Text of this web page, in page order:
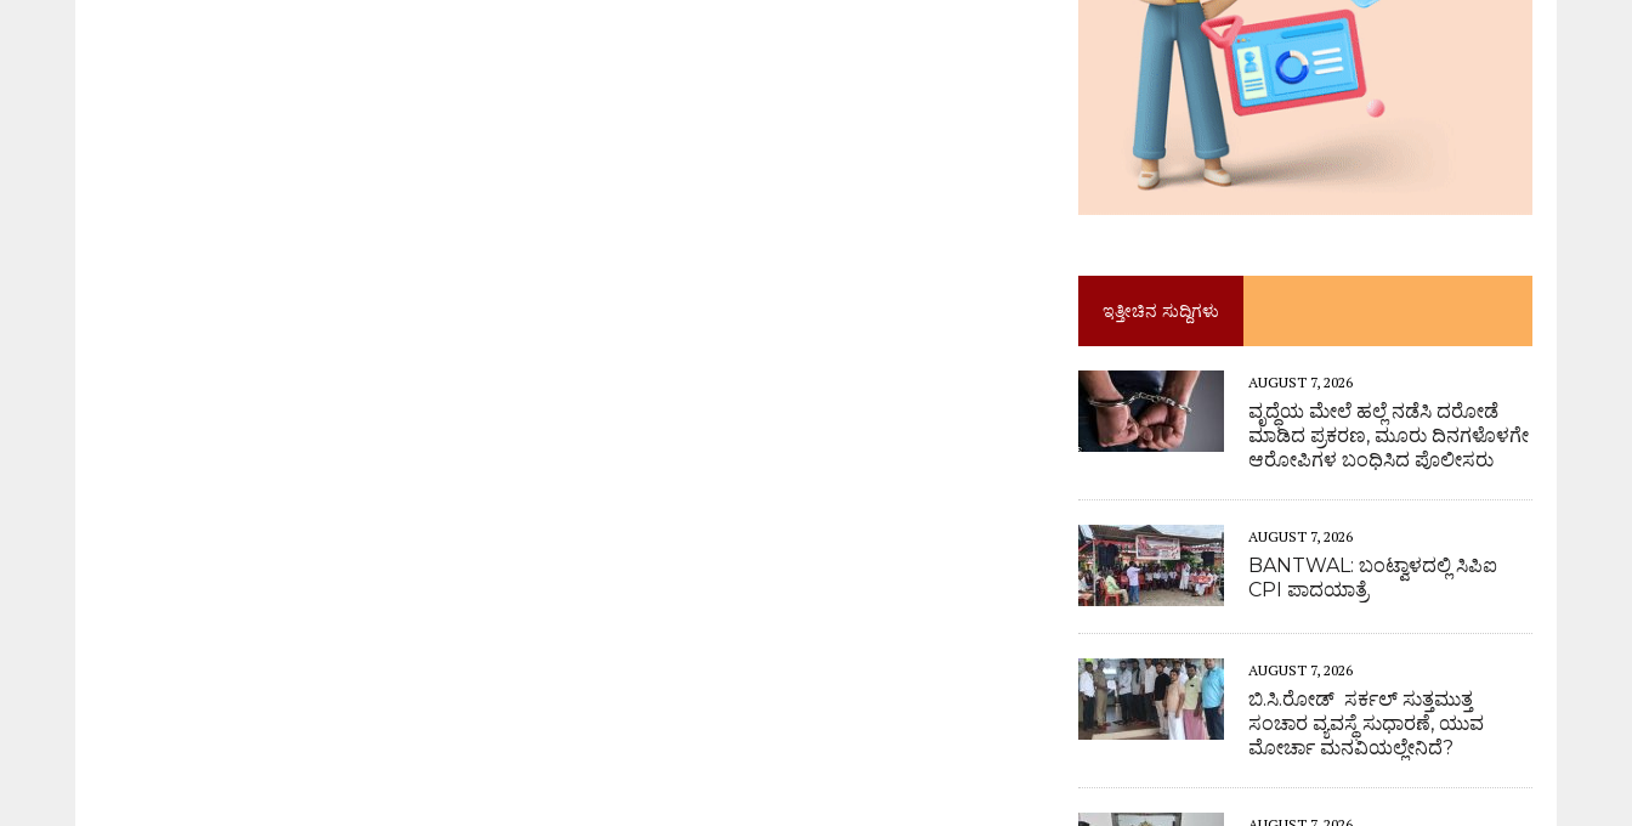
ಇತ್ತೀಚಿನ ಸುದ್ದಿಗಳು
AUGUST 7, 2026
ವೃದ್ಧೆಯ ಮೇಲೆ ಹಲ್ಲೆ ನಡೆಸಿ ದರೋಡೆ
ಮಾಡಿದ ಪ್ರಕರಣ, ಮೂರು ದಿನಗಳೊಳಗೇ
ಆರೋಪಿಗಳ ಬಂಧಿಸಿದ ಪೊಲೀಸರು
AUGUST 7, 2026
BANTWAL: ಬಂಟ್ವಾಳದಲ್ಲಿ ಸಿಪಿಐ
CPI ಪಾದಯಾತ್ರೆ
AUGUST 7, 2026
ಬಿ.ಸಿ.ರೋಡ್ ಸರ್ಕಲ್ ಸುತ್ತಮುತ್ತ
ಸಂಚಾರ ವ್ಯವಸ್ಥೆ ಸುಧಾರಣೆ, ಯುವ
ಮೋರ್ಚಾ ಮನವಿಯಲ್ಲೇನಿದೆ?